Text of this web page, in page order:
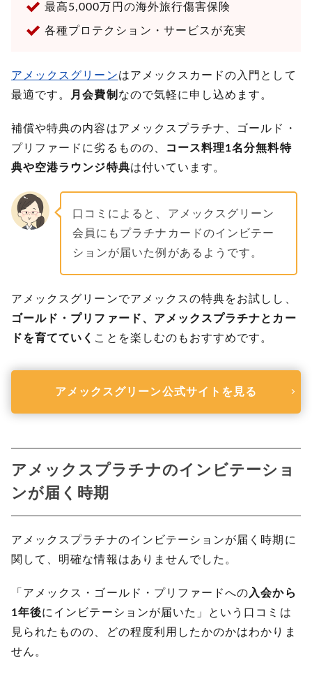
最高5,000万円の海外旅行傷害保険
各種プロテクション・サービスが充実
アメックスグリーンはアメックスカードの入門として
最適です。
月会費制 なので気軽に申し込めます。
補償や特典の内容はアメックスプラチナ、ゴールド・
プリファードに劣るものの、
コース料理1名分無料特
典や空港ラウンジ特典は付いています。
口コミによると、アメックスグリーン
会員にもプラチナカードのインビテー
ションが届いた例があるようです。
アメックスグリーンでアメックスの特典をお試しし、
ゴールド・プリファード、アメックスプラチナとカー
ドを育てていく ことを楽しむのもおすすめです。
アメックスグリーン公式サイトを見る
アメックスプラチナのインビテーショ
ンが届く時期
アメックスプラチナのインビテーションが届く時期に
関して、明確な情報はありませんでした。
「アメックス・ゴールド・プリファードへの 入会から
1年後にインビテーションが届いた」という口コミは
見られたものの、どの程度利用したかのかはわかりま
せん。